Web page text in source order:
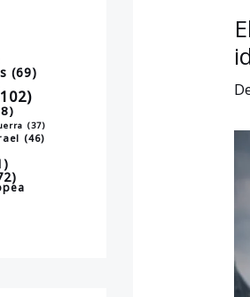
(69)
(37)
(46)